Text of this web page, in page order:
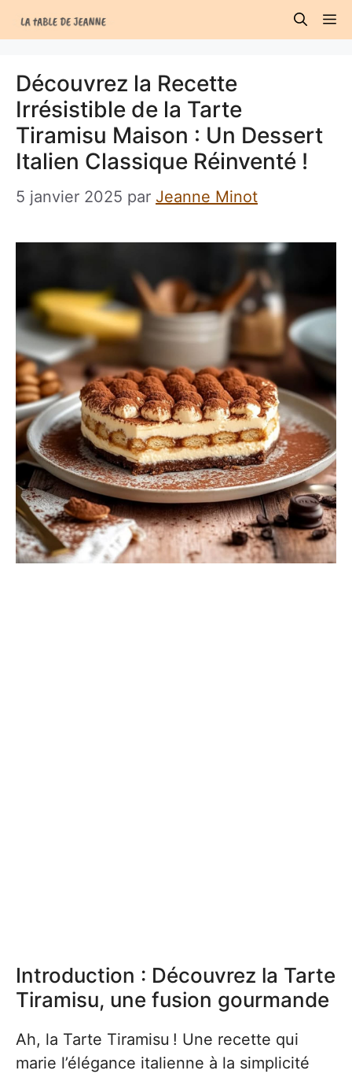
au
Découvrez la Recette
Irrésistible de la Tarte
Tiramisu Maison : Un Dessert
Italien Classique Réinventé !
5 janvier 2025 par Jeanne Minot
Introduction : Découvrez la Tarte
Tiramisu, une fusion gourmande
Ah, la Tarte Tiramisu ! Une recette qui
marie l’élégance italienne à la simplicité